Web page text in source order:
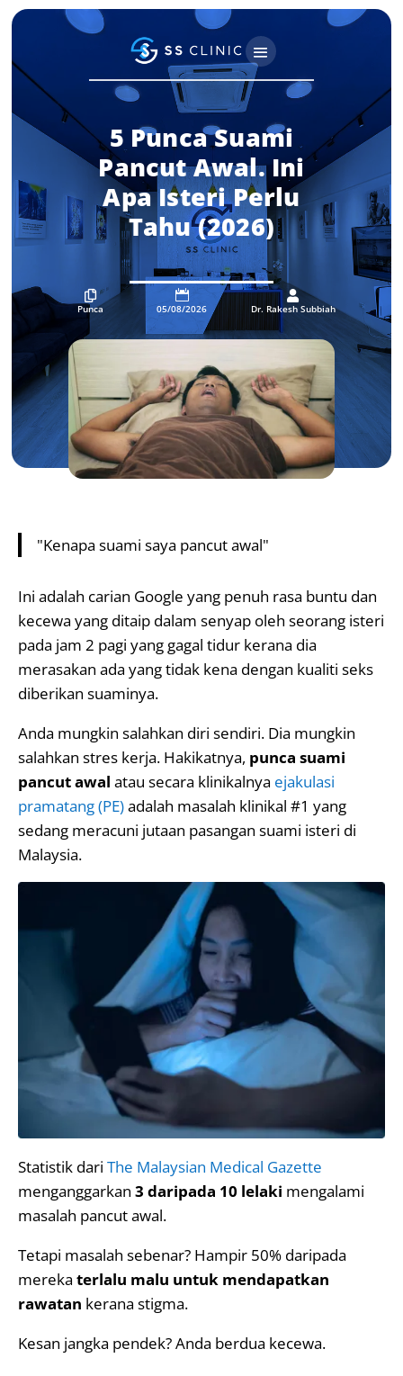
5 Punca Suami
Pancut Awal. Ini
Apa Isteri Perlu
Tahu (2026)

Punca

05/08/2026

Dr. Rakesh Subbiah
"Kenapa suami saya pancut awal"
Ini adalah carian Google yang penuh rasa buntu dan
kecewa yang ditaip dalam senyap oleh seorang isteri
pada jam 2 pagi yang gagal tidur kerana dia
merasakan ada yang tidak kena dengan kualiti seks
diberikan suaminya.
Anda mungkin salahkan diri sendiri. Dia mungkin
salahkan stres kerja. Hakikatnya, punca suami
pancut awal atau secara klinikalnya ejakulasi
pramatang (PE)adalah masalah klinikal #1 yang
sedang meracuni jutaan pasangan suami isteri di
Malaysia.
Statistik dari The Malaysian Medical Gazette
menganggarkan 3 daripada 10 lelaki mengalami
masalah pancut awal.
Tetapi masalah sebenar? Hampir 50% daripada
mereka terlalu malu untuk mendapatkan
rawatan kerana stigma.
Kesan jangka pendek? Anda berdua kecewa.